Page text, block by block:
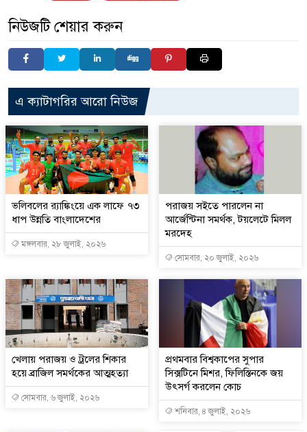
নিউজটি শেয়ার করুন
এ ক্যাটাগরির আরো নিউজ
ভলিবলের র‍্যাঙ্কিংয়ে এক লাফে ৭৩
ধাপ উন্নতি বাংলাদেশের
মঙ্গলবার, ২৮ জুলাই, ২০২৬
পরাজয় সইতে পারলেন না
আর্জেন্টিনা সমর্থক, টয়লেটে মিলল
মরদেহ
সোমবার, ২০ জুলাই, ২০২৬
খেলায় পরাজয় ও ট্রলের শিকার
হয়ে ব্রাজিল সমর্থকের আত্মহত্যা
সোমবার, ৬ জুলাই, ২০২৬
প্রথমবার বিশ্বকাপের সুপার
সিক্সটিনে মিশর, ফিলিস্তিনকে জয়
উৎসর্গ করলেন কোচ
শনিবার, ৪ জুলাই, ২০২৬